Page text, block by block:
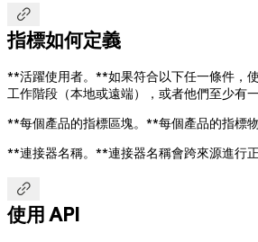

指標如何定義
**活躍使用者。**如果符合以下任一條件，
工作階段（本地或遠端），或者他們至少有
**每個產品的指標區塊。**每個產品的指標
**連接器名稱。**連接器名稱會跨來源進行

使用 API